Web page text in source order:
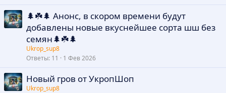
🌲☘️🌲 Анонс, в скором времени будут
добавлены новые вкуснейшее сорта шш без
семян🌲☘️🌲
Ukrop_sup8
Ответы 11 1 Фев 2026
Новый гров от УкропШоп
Ukrop_sup8